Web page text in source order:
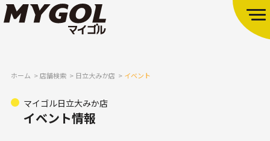
ホーム 店舗検索 日立大みか店 イベント
マイゴル日立大みか店
イベント情報